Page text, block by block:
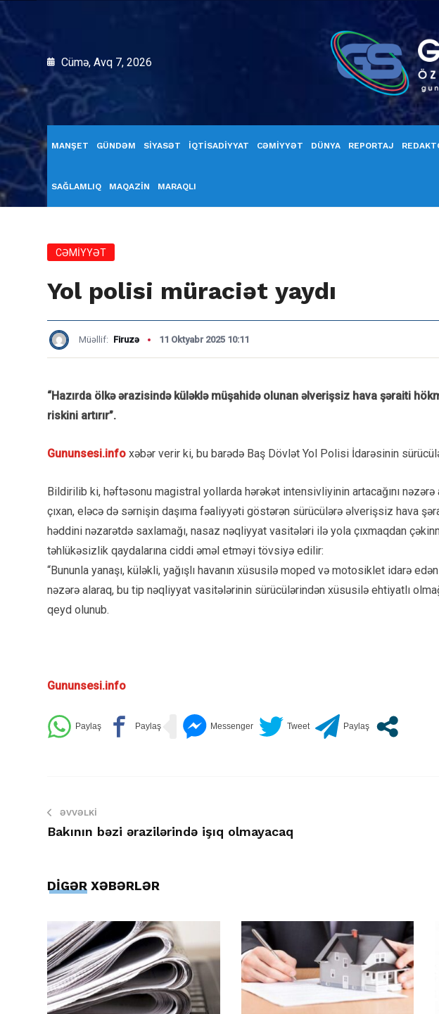
Cümə, Avq 7, 2026
MANŞET GÜNDƏM SİYASƏT İQTİSADİYYAT CƏMİYYƏT DÜNYA REPORTAJ
SAĞLAMLIQ MAQAZİN MARAQLI
CƏMİYYƏT
Yol polisi müraciət yaydı
Müəllif: Firuzə 11 Oktyabr 2025 10:11
“Hazırda ölkə ərazisində küləklə müşahidə olunan əlverişsiz hava şəraiti
riskini artırır”.
Gununsesi.info xəbər verir ki, bu barədə Baş Dövlət Yol Polisi İdarəsinin
Bildirilib ki, həftəsonu magistral yollarda hərəkət intensivliyinin artacağını
çıxan, eləcə də sərnişin daşıma fəaliyyəti göstərən sürücülərə əlverişsiz hava
həddini nəzarətdə saxlamağı, nasaz nəqliyyat vasitələri ilə yola çıxmaqdan
təhlükəsizlik qaydalarına ciddi əməl etməyi tövsiyə edilir:
“Bununla yanaşı, küləkli, yağışlı havanın xüsusilə moped və motosiklet idarə
nəzərə alaraq, bu tip nəqliyyat vasitələrinin sürücülərindən xüsusilə ehtiyatlı
qeyd olunub.
Gununsesi.info
ƏVVƏLKI
Bakının bəzi ərazilərində işıq olmayacaq
DİGƏR XƏBƏRLƏR